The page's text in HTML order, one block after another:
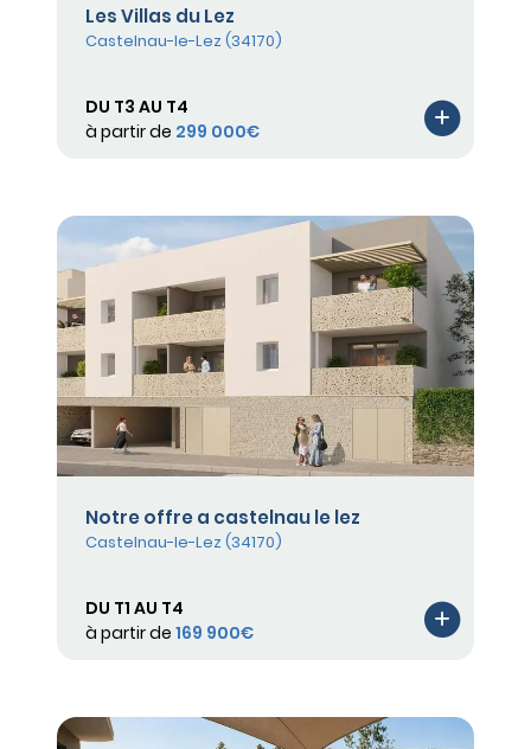
Les Villas du Lez
Castelnau-le-Lez (34170)
DU T3 AU T4
à partir de 299 000€
Notre offre a castelnau le lez
Castelnau-le-Lez (34170)
DU T1 AU T4
à partir de 169 900€